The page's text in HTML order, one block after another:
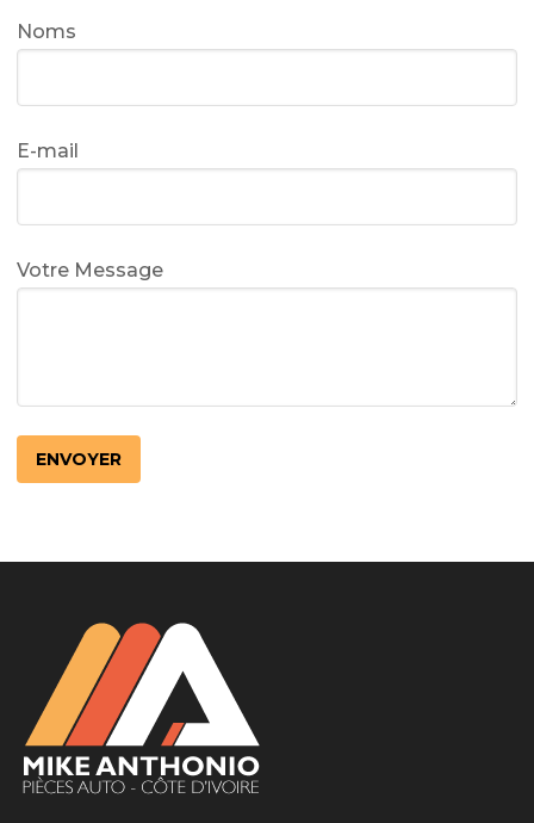
Noms
E-mail
Votre Message
LotoMart
Бай Лото
escort barcelone
https://intimaties.net/es/category/woman-used-
used-panties-es/
eros houston
albanianescort